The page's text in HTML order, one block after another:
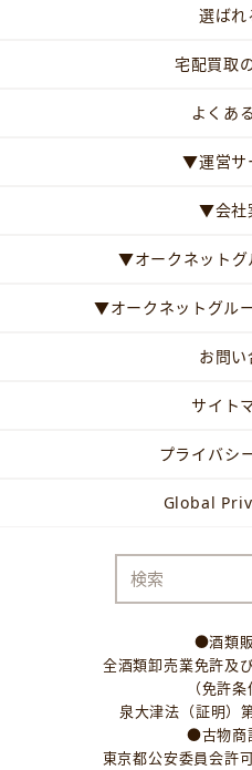
選ばれ
宅配買取
よくあ
▼運営サ
▼会社
▼オークネット
▼オークネットグル
お問い
サイト
プライバシ
Global
●酒類
全酒類卸売業免許及
（免許条
泉大津法（証明）
●古物商
東京都公安委員会許